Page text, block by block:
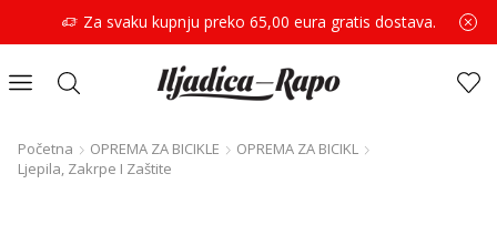
Za svaku kupnju preko 65,00 eura gratis dostava.
Početna OPREMA ZA BICIKLE
OPREMA ZA BICIKL
Ljepila, Zakrpe I Zaštite